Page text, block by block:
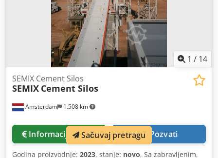
avec des conteneurs pour éviter les frais de transport.
Grâce à sa modularité, Semix est capable de fabriquer des
silos soudés dans une gamme entre 100 et 2000 tona.
Semix fournit un superviseur mécanique pour
l'assemblage correcte du silo boulonné. Semix a réussi à
installer des silos boulonnés au Pérou, en Israël, en
Allemagne et au Royaume-Uni.
1 / 14
Amsterdam 1.508 km
SEMIX Cement Silos
SEMIX Cement Silos
Informacije o ceni Pozvati
Godina proizvodnje: 2023, stanje: novo, Sa zabravljenim,
Sačuvaj pretragu